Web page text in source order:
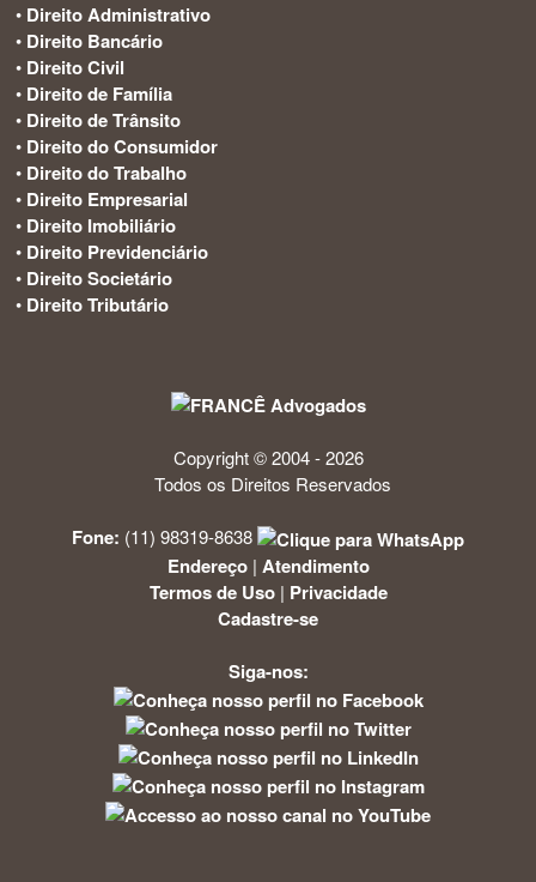
• Direito Administrativo
• Direito Bancário
• Direito Civil
• Direito de Família
• Direito de Trânsito
• Direito do Consumidor
• Direito do Trabalho
• Direito Empresarial
• Direito Imobiliário
• Direito Previdenciário
• Direito Societário
• Direito Tributário
Copyright © 2004 - 2026
Todos os Direitos Reservados
Fone: (11) 98319-8638
Endereço| Atendimento
Termos de Uso| Privacidade
Cadastre-se
Siga-nos: